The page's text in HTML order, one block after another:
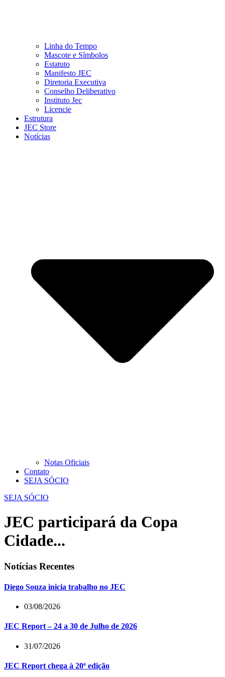
Linha do Tempo
Mascote e Símbolos
Estatuto
Manifesto JEC
Diretoria Executiva
Conselho Deliberativo
Instituto Jec
Licencie
Estrutura
JEC Store
Notícias
Notas Oficiais
Contato
SEJA SÓCIO
SEJA SÓCIO
JEC participará da Copa
Cidade...
Notícias Recentes
Diego Souza inicia trabalho no JEC
03/08/2026
JEC Report – 24 a 30 de Julho de 2026
31/07/2026
JEC Report chega à 20ª edição